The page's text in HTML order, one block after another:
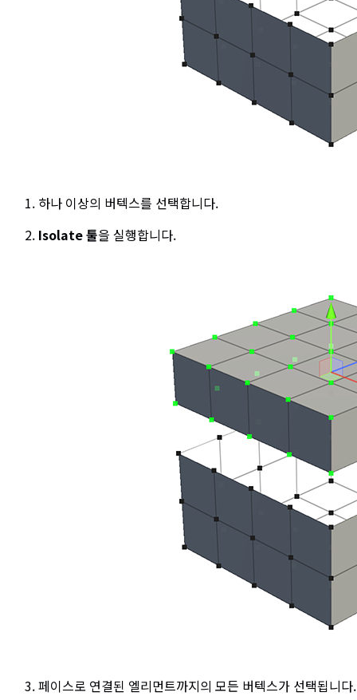
하나 이상의 버텍스를 선택합니다.
Isolate 툴을 실행합니다.
페이스로 연결된 엘리먼트까지의 모든 버텍스가 선택됩니다.